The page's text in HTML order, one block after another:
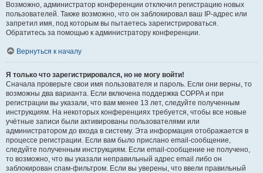
Возможно, администратор конференции отключил регистрацию новых
пользователей. Также возможно, что он заблокировал ваш IP-адрес или
запретил имя, под которым вы пытаетесь зарегистрироваться.
Обратитесь за помощью к администратору конференции.
Вернуться к началу
Я только что зарегистрировался, но не могу войти!
Сначала проверьте свои имя пользователя и пароль. Если они верны, то
возможны два варианта. Если включена поддержка COPPA и при
регистрации вы указали, что вам менее 13 лет, следуйте полученным
инструкциям. На некоторых конференциях требуется, чтобы все новые
учётные записи были активированы пользователями или
администратором до входа в систему. Эта информация отображается в
процессе регистрации. Если вам было прислано email-сообщение,
следуйте полученным инструкциям. Если email-сообщение не получено,
то возможно, что вы указали неправильный адрес email либо он
заблокирован спам-фильтром. Если вы уверены, что ввели правильный